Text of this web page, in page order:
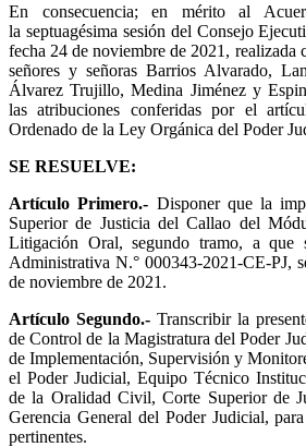
En consecuencia; en mérito al
la septuagésima sesión del Consejo
fecha 24 de noviembre de 2021, realizada
señores y señoras Barrios Alvarado,
Álvarez Trujillo, Medina Jiménez y
las atribuciones conferidas por el
Ordenado de la Ley Orgánica del Poder
SE RESUELVE:
Artículo Primero.- Disponer que la
Superior de Justicia del Callao del
Litigación Oral, segundo tramo, a que
Administrativa N.° 000343-2021-CE-PJ,
de noviembre de 2021.
Artículo Segundo.- Transcribir la
de Control de la Magistratura del Poder
de Implementación, Supervisión y
el Poder Judicial, Equipo Técnico
de la Oralidad Civil, Corte Superior de
Gerencia General del Poder Judicial,
pertinentes.